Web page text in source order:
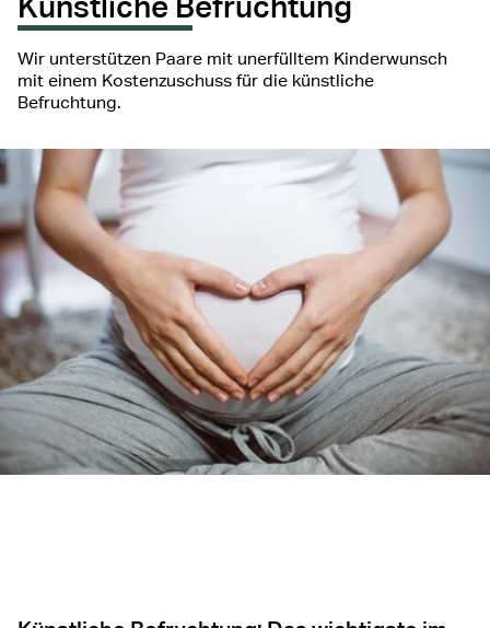
Wir unterstützen Paare mit unerfülltem Kinderwunsch
mit einem Kostenzuschuss für die künstliche
Befruchtung.